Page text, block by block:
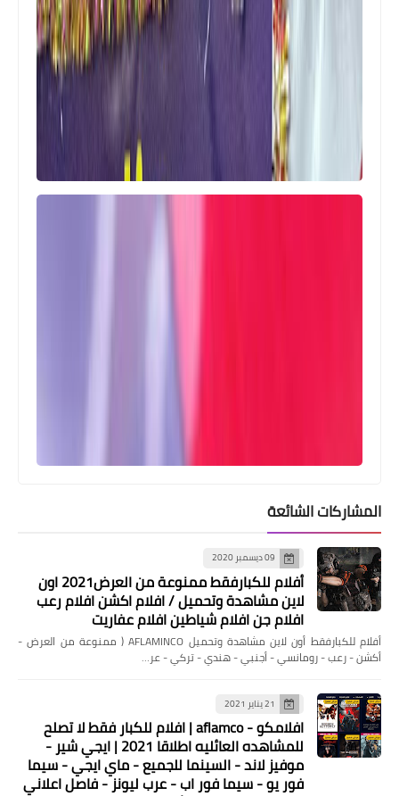
المشاركات الشائعة
09 ديسمبر 2020
أفلام للكبارفقط ممنوعة من العرض2021 اون
لاين مشاهدة وتحميل / افلام اكشن افلام رعب
افلام جن افلام شياطين افلام عفاريت
أفلام للكبارفقط أون لاين مشاهدة وتحميل AFLAMINCO ( ممنوعة من العرض -
أكشن - رعب - رومانسي - أجنبي - هندي - تركي - عر…
21 يناير 2021
افلامكو - aflamco | افلام للكبار فقط لا تصلح
للمشاهده العائليه اطلاقا 2021 | ايجي شير -
موفيز لاند - السينما للجميع - ماي ايجي - سيما
فور يو - سيما فور اب - عرب ليونز - فاصل اعلاني